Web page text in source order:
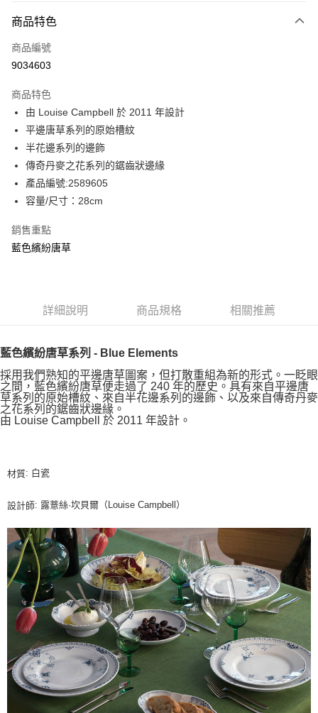
台新國際商業銀行
商品特色
商品編號
9034603
商品特色
由 Louise Campbell 於 2011 年設計
平邊唐草系列的原始槽紋
半花邊系列的邊飾
傳奇丹麥之花系列的鋸齒狀邊緣
產品編號:2589605
容量/尺寸：28cm
銷售重點
藍色繽紛唐草
詳細說明 商品規格 相關推薦
藍色繽紛唐草系列 - Blue Elements
採用我們熟知的平邊唐草圖案，但打散重組為新的形式。一眨眼
之間，藍色繽紛唐草便走過了 240 年的歷史。具有來自平邊唐
草系列的原始槽紋、來自半花邊系列的邊飾、以及來自傳奇丹麥
之花系列的鋸齒狀邊緣。
由 Louise Campbell 於 2011 年設計。
材質: 白瓷
設計師: 露薏絲·坎貝爾（Louise Campbell）